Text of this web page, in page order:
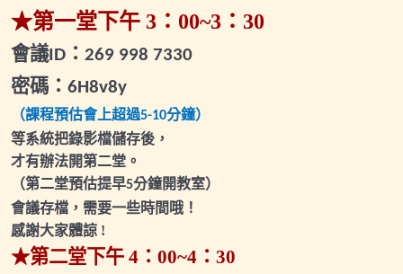
2025.12.02(二)小班輔導會議1
2025.12.27(六)小班輔導會議2
2026.01.07(三)小班輔導會議1
2026.01.25(日)小班輔導會議2
2026.02.07(六)小班輔導會議1
2026.02.26(四)小班輔導會議2
2026.03.06(五)小班輔導會議1
★第一堂下午 3 ： 00~3 ： 30
會議ID ： 269 998 7330
密碼： 6H8v8y
（課程預估會上超過5-10分鐘）
等系統把錄影檔儲存後，
才有辦法開第二堂。
（第二堂預估提早5分鐘開教室）
會議存檔，需要一些時間哦！
感謝大家體諒 !
★第二堂下午 4 ： 00~4 ： 30